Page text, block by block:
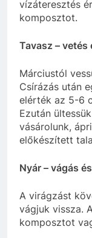
vízáteresztés
komposztot.
Tavasz – vetés
Márciustól
Csírázás után
elérték az 5-6
Ezután
vásárolunk,
előkészített
Nyár – vágás
A virágzást
vágjuk vissza.
komposztot